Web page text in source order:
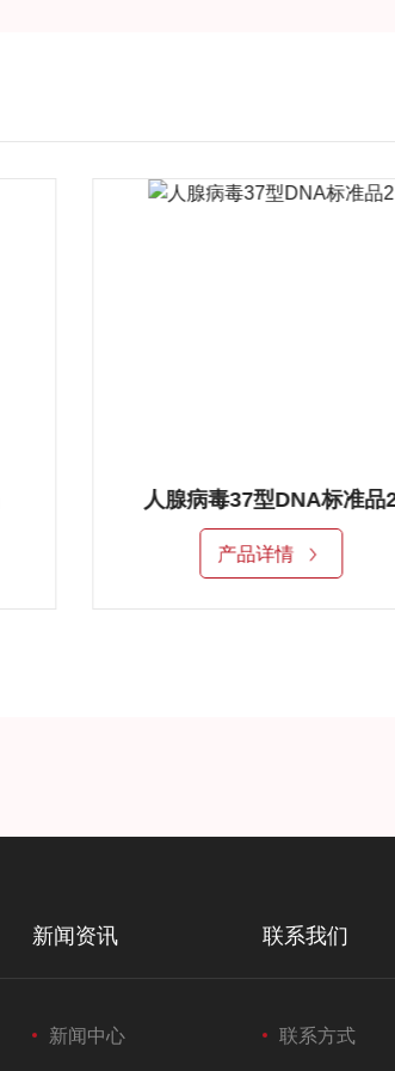
人腺病毒37型DNA标准品
产品详情
新闻资讯
新闻中心
联系我们
联系方式